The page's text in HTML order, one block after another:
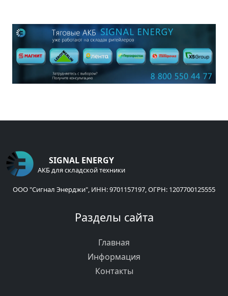
SIGNAL ENERGY
АКБ для складской техники
ООО "Сигнал Энерджи", ИНН: 9701157197, ОГРН: 1207700125555
Разделы сайта
Главная
Информация
Контакты